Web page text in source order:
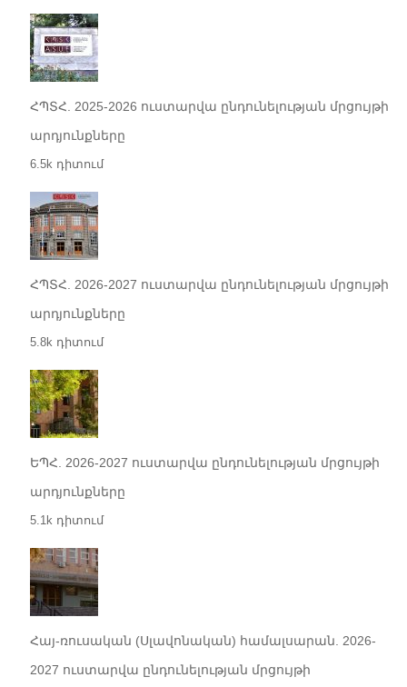
ՀՊՏՀ. 2025-2026 ուստարվա ընդունելության մրցույթի
արդյունքները
6.5k դիտում
ՀՊՏՀ. 2026-2027 ուստարվա ընդունելության մրցույթի
արդյունքները
5.8k դիտում
ԵՊՀ. 2026-2027 ուստարվա ընդունելության մրցույթի
արդյունքները
5.1k դիտում
Հայ-ռուսական (Սլավոնական) համալսարան. 2026-
2027 ուստարվա ընդունելության մրցույթի